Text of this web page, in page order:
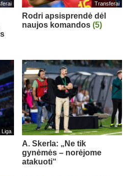
Transferai
Rodri apsisprendė dėl
naujos komandos (5)
Liga
A. Skerla: „Ne tik
gynėmės – norėjome
atakuoti“